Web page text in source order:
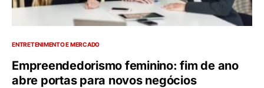
ENTRETENIMENTO E MERCADO
Empreendedorismo feminino: fim de ano
abre portas para novos negócios